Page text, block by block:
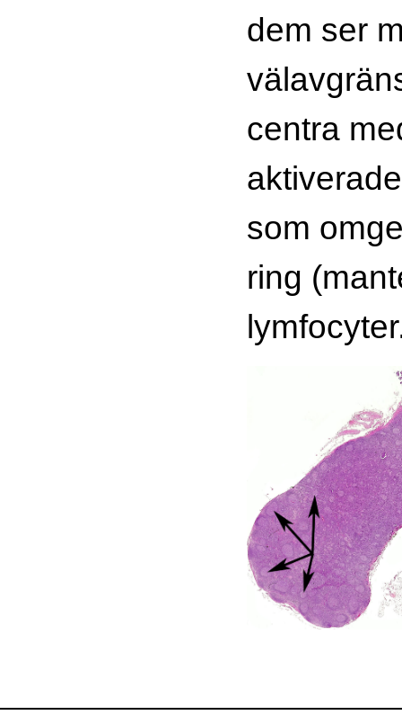
dem ser
centra
som
ring